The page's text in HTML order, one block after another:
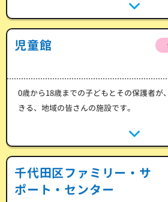
児童館
0歳から18歳までの子どもとその保護者が
きる、地域の皆さんの施設です。
千代田区ファミリー・サ
ポート・センター